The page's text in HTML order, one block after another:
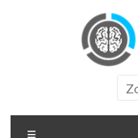
Matters